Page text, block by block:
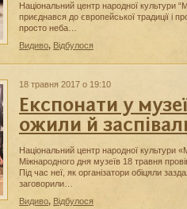
Національний центр народної культури
приєднався до європейської традиції і
просто неба…
Видиво, Відбулося
18 травня 2017 о 19:10
Експонати у
ожили й
Національний центр народної культури
Міжнародного дня музеїв 18 травня
Під час неї, як організатори обіцяли
заговорили…
Видиво, Відбулося